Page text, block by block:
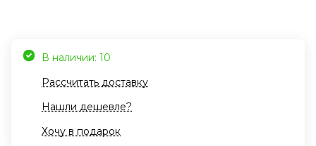
В наличии: 10
Рассчитать доставку
Нашли дешевле?
Хочу в подарок